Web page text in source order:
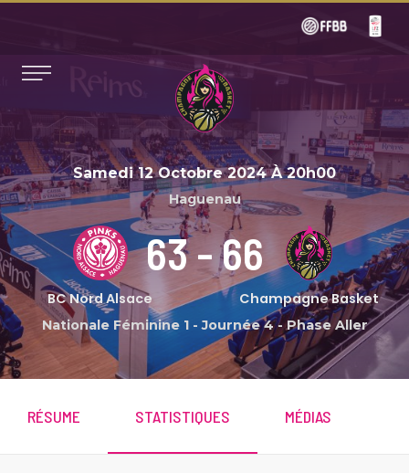
Samedi 12 Octobre 2024À 20h00
Haguenau
Champagne Basket
66
-
63
BC Nord Alsace
Nationale Féminine 1-Journée 4 - Phase Aller
RÉSUME STATISTIQUES MÉDIAS